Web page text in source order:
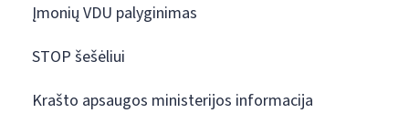
Įmonių VDU palyginimas
STOP šešėliui
Krašto apsaugos ministerijos informacija